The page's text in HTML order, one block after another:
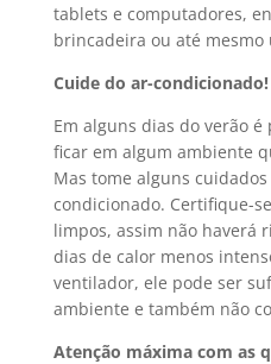
tablets e computadores,
brincadeira ou até
Cuide do ar-condicionado!
Em alguns dias do verão
ficar em algum ambiente
Mas tome alguns
condicionado. Certifique-
limpos, assim não haverá
dias de calor menos
ventilador, ele pode ser
ambiente e também não
Atenção máxima com as